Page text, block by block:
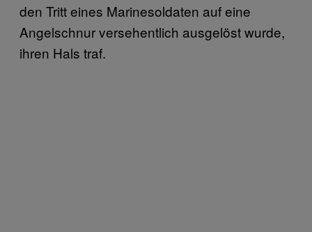
den Tritt eines Marinesoldaten auf eine
Angelschnur versehentlich ausgelöst wurde,
ihren Hals traf.